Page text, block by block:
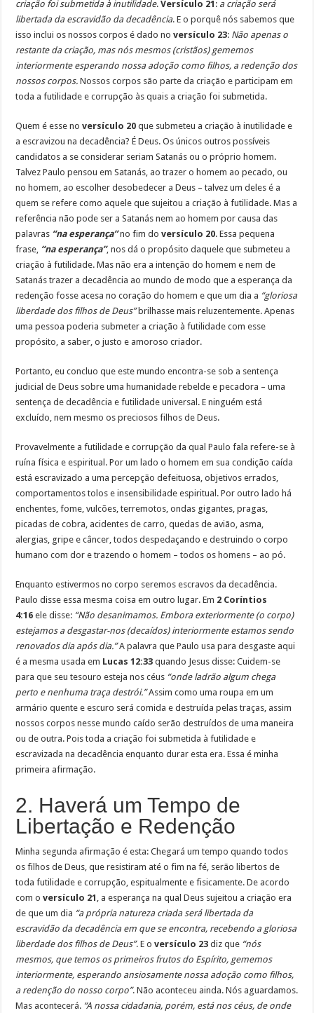
criação foi submetida à inutilidade.Versículo 21 : a criação será
libertada da escravidão da decadência. E o porquê nós sabemos que
isso inclui os nossos corpos é dado noversículo 23: Não apenas o
restante da criação, mas nós mesmos (cristãos) gememos
interiormente esperando nossa adoção como filhos, a redenção dos
nossos corpos.Nossos corpos são parte da criação e participam em
toda a futilidade e corrupção às quais a criação foi submetida.
Quem é esse noversículo 20 que submeteu a criação à inutilidade e
a escravizou na decadência? É Deus. Os únicos outros possíveis
candidatos a se considerar seriam Satanás ou o próprio homem.
Talvez Paulo pensou em Satanás, ao trazer o homem ao pecado, ou
no homem, ao escolher desobedecer a Deus – talvez um deles é a
quem se refere como aquele que sujeitou a criação à futilidade. Mas a
referência não pode ser a Satanás nem ao homem por causa das
palavras “na esperança”no fim doversículo 20. Essa pequena
frase, “na esperança”, nos dá o propósito daquele que submeteu a
criação à futilidade. Mas não era a intenção do homem e nem de
Satanás trazer a decadência ao mundo de modo que a esperança da
redenção fosse acesa no coração do homem e que um dia a “gloriosa
liberdade dos filhos de Deus”brilhasse mais reluzentemente. Apenas
uma pessoa poderia submeter a criação à futilidade com esse
propósito, a saber, o justo e amoroso criador.
Portanto, eu concluo que este mundo encontra-se sob a sentença
judicial de Deus sobre uma humanidade rebelde e pecadora – uma
sentença de decadência e futilidade universal. E ninguém está
excluído, nem mesmo os preciosos filhos de Deus.
Provavelmente a futilidade e corrupção da qual Paulo fala refere-se à
ruína física e espiritual. Por um lado o homem em sua condição caída
está escravizado a uma percepção defeituosa, objetivos errados,
comportamentos tolos e insensibilidade espiritual. Por outro lado há
enchentes, fome, vulcões, terremotos, ondas gigantes, pragas,
picadas de cobra, acidentes de carro, quedas de avião, asma,
alergias, gripe e câncer, todos despedaçando e destruindo o corpo
humano com dor e trazendo o homem – todos os homens – ao pó.
Enquanto estivermos no corpo seremos escravos da decadência.
Paulo disse essa mesma coisa em outro lugar. Em 2 Coríntios
4:16 ele disse: “Não desanimamos. Embora exteriormente (o corpo)
estejamos a desgastar-nos (decaídos) interiormente estamos sendo
renovados dia após dia.”A palavra que Paulo usa para desgaste aqui
é a mesma usada em Lucas 12:33 quando Jesus disse: Cuidem-se
para que seu tesouro esteja nos céus “onde ladrão algum chega
perto e nenhuma traça destrói.”Assim como uma roupa em um
armário quente e escuro será comida e destruída pelas traças, assim
nossos corpos nesse mundo caído serão destruídos de uma maneira
ou de outra. Pois toda a criação foi submetida à futilidade e
escravizada na decadência enquanto durar esta era. Essa é minha
primeira afirmação.
2. Haverá um Tempo de
Libertação e Redenção
Minha segunda afirmação é esta: Chegará um tempo quando todos
os filhos de Deus, que resistiram até o fim na fé, serão libertos de
toda futilidade e corrupção, espitualmente e fisicamente. De acordo
com oversículo 21 , a esperança na qual Deus sujeitou a criação era
de que um dia “a própria natureza criada será libertada da
escravidão da decadência em que se encontra, recebendo a gloriosa
liberdade dos filhos de Deus”. E oversículo 23 diz que “nós
mesmos, que temos os primeiros frutos do Espírito, gememos
interiormente, esperando ansiosamente nossa adoção como filhos,
a redenção do nosso corpo”. Não aconteceu ainda. Nós aguardamos.
Mas acontecerá. “A nossa cidadania, porém, está nos céus, de onde